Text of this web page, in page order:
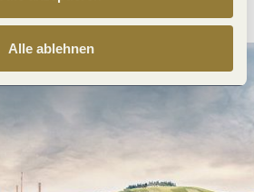
Alle ablehnen